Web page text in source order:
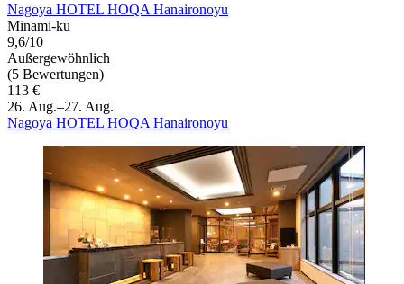
Nagoya HOTEL HOQA Hanaironoyu
Minami-ku
9,6/10
Außergewöhnlich
(5 Bewertungen)
113 €
26. Aug.–27. Aug.
Nagoya HOTEL HOQA Hanaironoyu